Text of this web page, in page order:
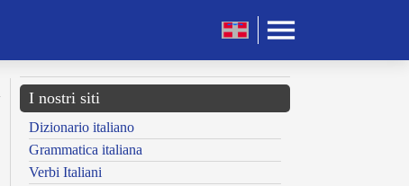
I nostri siti
Dizionario italiano
Grammatica italiana
Verbi Italiani